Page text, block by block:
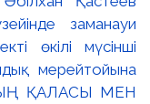
заманауи
өкілі мүсінші
мерейтойына
ҚАЛАСЫ МЕН